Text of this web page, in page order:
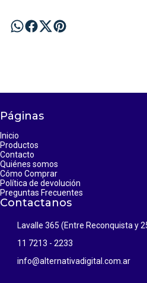
Páginas
Inicio
Productos
Contacto
Quiénes somos
Cómo Comprar
Política de devolución
Preguntas Frecuentes
Contactanos
Lavalle 365 (Entre Reconquista y
11 7213 - 2233
info@alternativadigital.com.ar